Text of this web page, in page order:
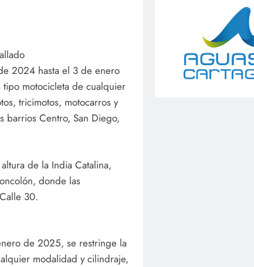
2024 hasta el 3 de enero
motocicleta de cualquier
tricimotos, motocarros y
barrios Centro, San Diego,
de la India Catalina,
donde las
30.
de 2025, se restringe la
modalidad y cilindraje,